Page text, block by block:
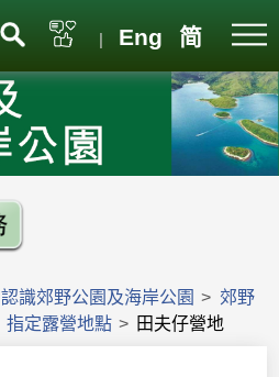
| Eng 简
認識郊野公園及海岸公園 > 郊野
指定露營地點 > 田夫仔營地